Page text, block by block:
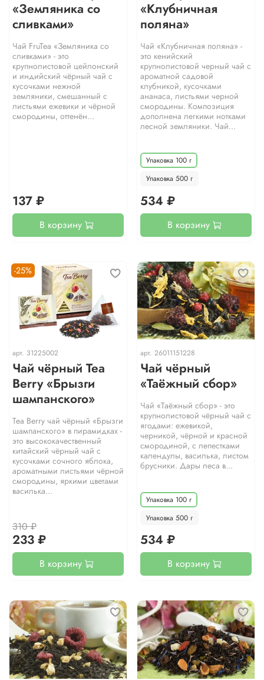
«Земляника со
сливками»
Чай FruTea «Земляника со
сливками» - это
крупнолистовой цейлонский
и индийский чёрный чай с
кусочками нежной
земляники, смешанный с
листьями ежевики и чёрной
смородины, оттенён...
137 ₽
В корзину
«Клубничная
поляна»
Чай «Клубничная поляна» -
это кенийский
крупнолистовой черный чай с
ароматной садовой
клубникой, кусочками
ананаса, листьями черной
смородины. Композиция
дополнена легкими нотками
лесной земляники. Чай...
Упаковка 100 г
Упаковка 500 г
534 ₽
В корзину
-25%
арт. 31225002
Чай чёрный Tea
Berry «Брызги
шампанского»
Tea Berry чай чёрный «Брызги
шампанского» в пирамидках -
это высококачественный
китайский чёрный чай с
кусочками сочного яблока,
ароматными листьями чёрной
смородины, яркими цветами
василька...
310 ₽
233 ₽
В корзину
арт. 26011151228
Чай чёрный
«Таёжный сбор»
Чай «Таёжный сбор» - это
крупнолистовой чёрный чай с
ягодами: ежевикой,
черникой, чёрной и красной
смородиной, с лепестками
календулы, василька, листом
брусники. Дары леса в...
Упаковка 100 г
Упаковка 500 г
534 ₽
В корзину